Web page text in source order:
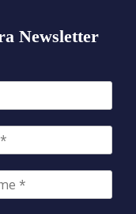
Newsletter